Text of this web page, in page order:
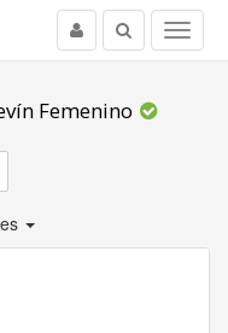
Menu
Buscar
Usuario
Femenino